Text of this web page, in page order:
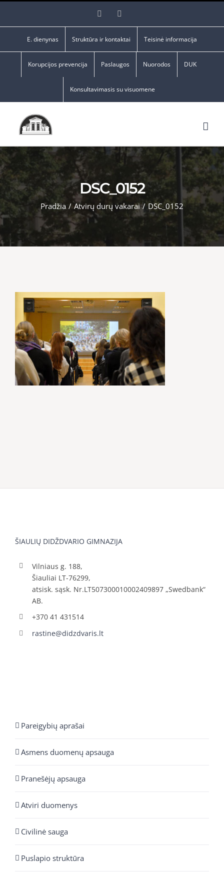
Facebook
E. dienynas Struktūra ir kontaktai Teisinė informacija
Korupcijos prevencija Paslaugos Nuorodos DUK
Konsultavimasis su visuomene
DSC_0152
Pradžia / Atvirų durų vakarai / DSC_0152
ŠIAULIŲ DIDŽDVARIO GIMNAZIJA
Vilniaus g. 188,
Šiauliai LT-76299,
atsisk. sąsk. Nr.LT507300010002409897 „Swedbank“
AB.
+370 41 431514
rastine@didzdvaris.lt
Pareigybių aprašai
Asmens duomenų apsauga
Pranešėjų apsauga
Atviri duomenys
Civilinė sauga
Puslapio struktūra